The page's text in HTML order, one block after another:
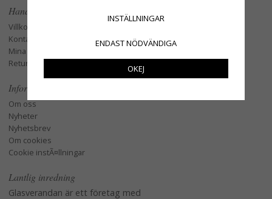
Handla
Villkor
Kontakta oss
Mina favoriter
Retur och Reklamation
Information
Om oss
Nyheter
Nyhetsbrev
Om cookies
Cookie instÃ¤llningar
Lantlig inredning
Glasverandan är ett företag med
INSTÄLLNINGAR
ENDAST NÖDVÄNDIGA
OKEJ